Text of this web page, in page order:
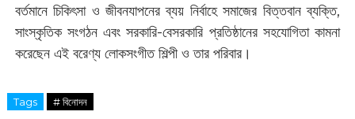
বর্তমানে চিকিৎসা ও জীবনযাপনের ব্যয় নির্বাহে সমাজের বিত্তবান ব্যক্তি,
সাংস্কৃতিক সংগঠন এবং সরকারি-বেসরকারি প্রতিষ্ঠানের সহযোগিতা কামনা
করেছেন এই বরেণ্য লোকসংগীত শিল্পী ও তার পরিবার।
Tags # বিনোদন